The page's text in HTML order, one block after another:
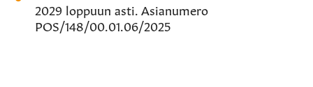
2029 loppuun asti. Asianumero
POS/148/00.01.06/2025